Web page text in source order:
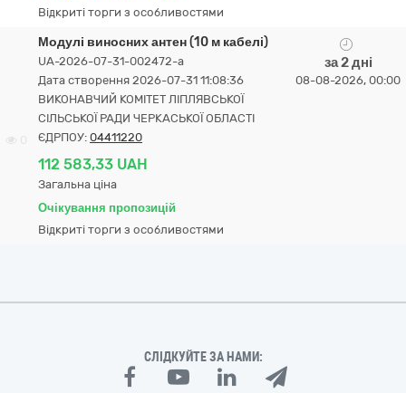
Відкриті торги з особливостями
Модулі виносних антен (10 м кабелі)
UA-2026-07-31-002472-a
Дата створення 2026-07-31 11:08:36
ВИКОНАВЧИЙ КОМІТЕТ ЛІПЛЯВСЬКОЇ
СІЛЬСЬКОЇ РАДИ ЧЕРКАСЬКОЇ ОБЛАСТІ
ЄДРПОУ: 04411220
112 583,33 UAH
Загальна ціна
Очікування пропозицій
Відкриті торги з особливостями
за 2 дні
08-08-2026, 00:00
СЛІДКУЙТЕ ЗА НАМИ: